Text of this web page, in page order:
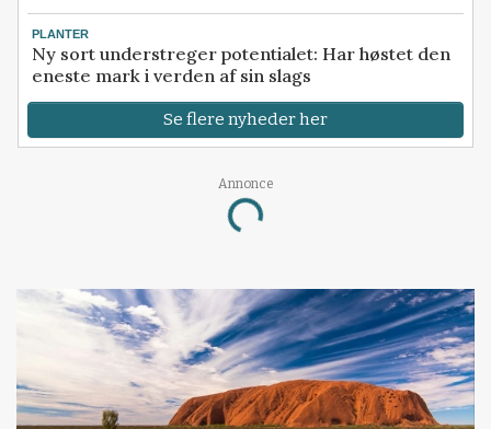
PLANTER
Ny sort understreger potentialet: Har høstet den
eneste mark i verden af sin slags
Se flere nyheder her
Annonce
Loading...